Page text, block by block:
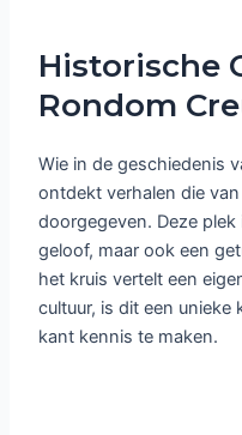
Historische
Rondom
Wie in de geschiedenis
ontdekt verhalen die
doorgegeven. Deze
geloof, maar ook een
het kruis vertelt een
cultuur, is dit een unieke
kant kennis te maken.